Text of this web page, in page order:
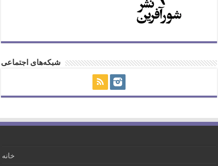
شبکه‌های اجتماعی
خانه